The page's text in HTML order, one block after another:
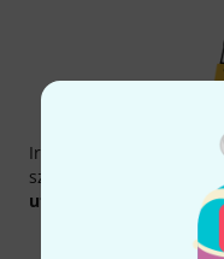
Iratkozz fel a Thomann
szerencsével
utalvány
Inspiráló